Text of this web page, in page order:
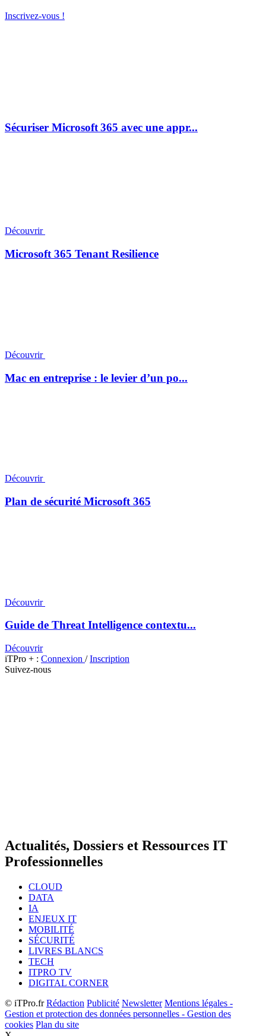
Inscrivez-vous !
Sécuriser Microsoft 365 avec une appr...
Découvrir
Microsoft 365 Tenant Resilience
Découvrir
Mac en entreprise : le levier d’un po...
Découvrir
Plan de sécurité Microsoft 365
Découvrir
Guide de Threat Intelligence contextu...
Découvrir
iTPro + : Connexion /Inscription
Suivez-nous
Actualités, Dossiers et Ressources IT
Professionnelles
CLOUD
DATA
IA
ENJEUX IT
MOBILITÉ
SÉCURITÉ
LIVRES BLANCS
TECH
ITPRO TV
DIGITAL CORNER
© iTPro.frRédaction Publicité Newsletter Mentions légales -
Gestion et protection des données personnelles - Gestion des
cookies Plan du site